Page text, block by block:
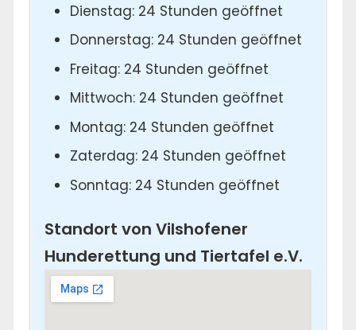
Dienstag: 24 Stunden geöffnet
Donnerstag: 24 Stunden geöffnet
Freitag: 24 Stunden geöffnet
Mittwoch: 24 Stunden geöffnet
Montag: 24 Stunden geöffnet
Zaterdag: 24 Stunden geöffnet
Sonntag: 24 Stunden geöffnet
Standort von Vilshofener
Hunderettung und Tiertafel e.V.